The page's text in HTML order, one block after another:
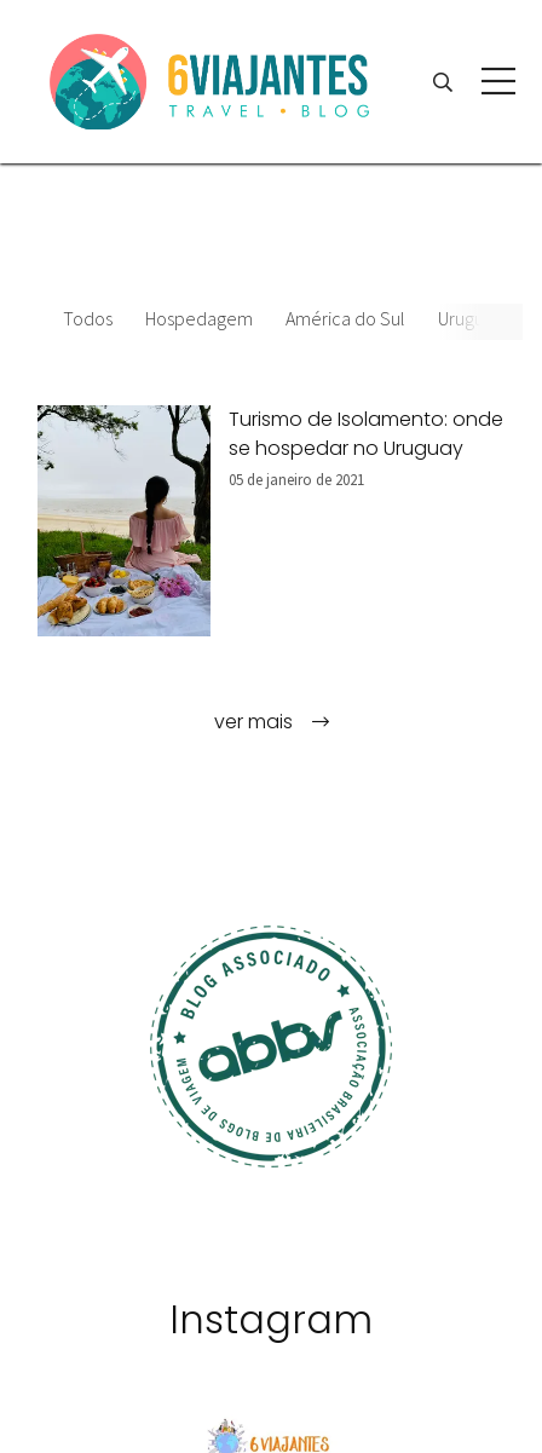
Todos Hospedagem América do Sul Uruguai
Turismo de Isolamento: onde
se hospedar no Uruguay
05 de janeiro de 2021
ver mais
Instagram